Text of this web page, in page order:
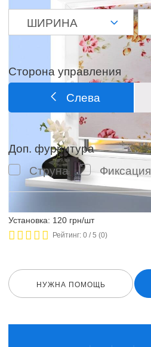
Сторона управления
Слева
Доп. фурнитура
Струна
Фиксация
Установка: 120 грн/шт
Рейтинг:0 / 5 (0)
НУЖНА ПОМОЩЬ